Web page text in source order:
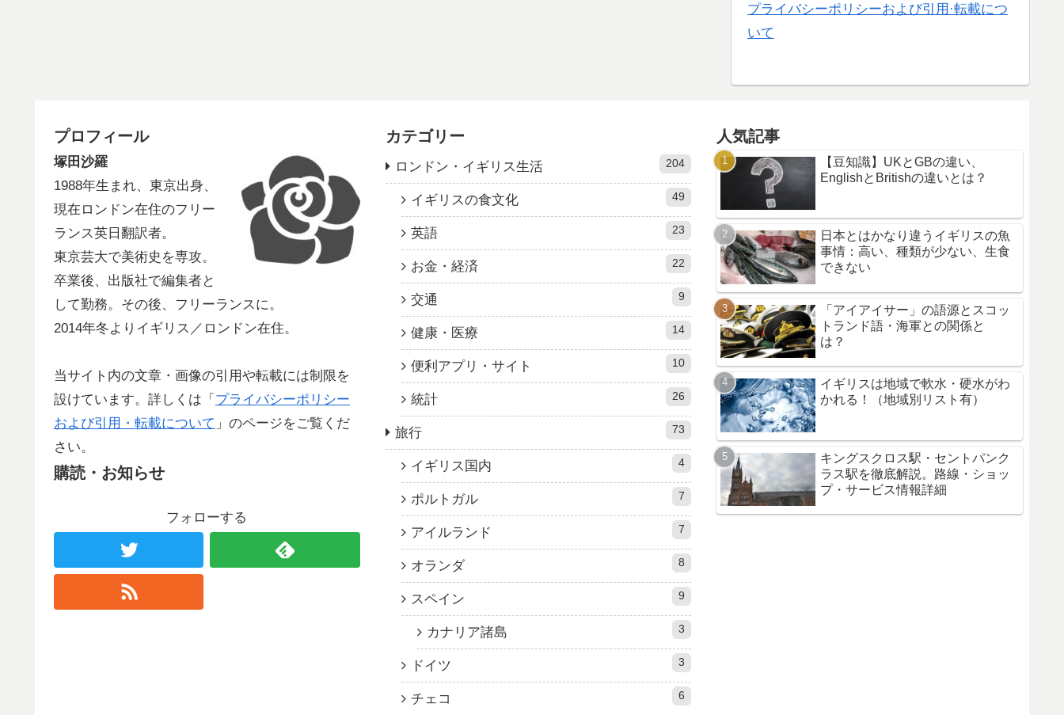
プライバシーポリシーおよび引用·転載につ
いて
プロフィール
塚田沙羅
1988年生まれ、東京出身、
現在ロンドン在住のフリー
ランス英日翻訳者。
東京芸大で美術史を専攻。
卒業後、出版社で編集者と
して勤務。その後、フリーランスに。
2014年冬よりイギリス／ロンドン在住。
当サイト内の文章・画像の引用や転載には制限を
設けています。詳しくは「 プライバシーポリシー
および引用・転載について 」のページをご覧くだ
さい。
購読・お知らせ
フォローする
カテゴリー
ロンドン・イギリス生活 204
イギリスの食文化 49
英語 23
お金・経済 22
交通 9
健康・医療 14
便利アプリ・サイト 10
統計 26
旅行 73
イギリス国内 4
ポルトガル 7
アイルランド 7
オランダ 8
スペイン 9
カナリア諸島 3
ドイツ 3
チェコ 6
人気記事
【豆知識】UKとGBの違い、
EnglishとBritishの違いとは？
日本とはかなり違うイギリスの魚
事情：高い、種類が少ない、生食
できない
「アイアイサー」の語源とスコッ
トランド語・海軍との関係と
は？
イギリスは地域で軟水・硬水がわ
かれる！（地域別リスト有）
キングスクロス駅・セントパンク
ラス駅を徹底解説。路線・ショッ
プ・サービス情報詳細